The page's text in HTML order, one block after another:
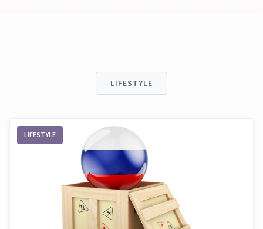
LIFESTYLE
LIFESTYLE